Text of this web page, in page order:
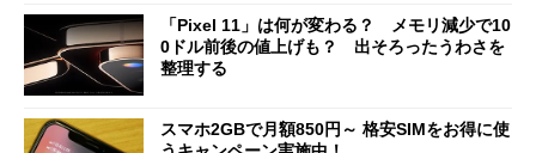
「Pixel 11」は何が変わる？ メモリ減少で10
0ドル前後の値上げも？ 出そろったうわさを
整理する
スマホ2GBで月額850円～ 格安SIMをお得に使